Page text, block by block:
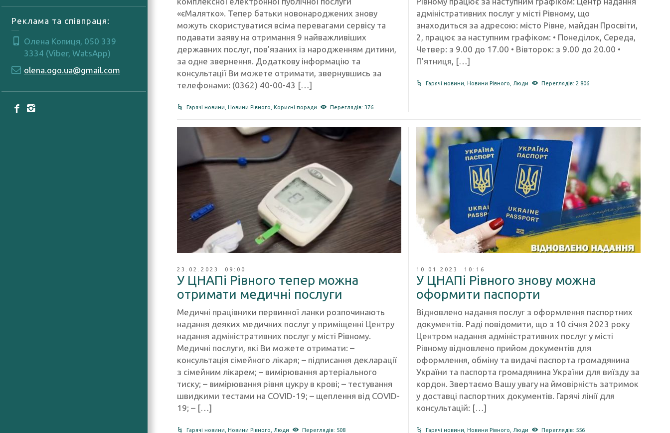
Реклама та співпраця:
Олена Копиця, 050 339
3334 (Viber, WatsApp)
olena.ogo.ua@gmail.com
«єМалятко». Тепер батьки новонароджених знову
можуть скористуватися всіма перевагами сервісу та
подавати заяву на отримання 9 найважливіших
державних послуг, пов’язаних із народженням дитини,
за одне звернення. Додаткову інформацію та
консультації Ви можете отримати, звернувшись за
телефонами: (0362) 40-00-43 […]
Гарячі новини ,Новини Рівного ,Корисні поради Переглядів: 376
адміністративних послуг у місті Рівному, що
знаходиться за адресою: місто Рівне, майдан Просвіти,
2, працює за наступним графіком: • Понеділок, Середа,
Четвер: з 9.00 до 17.00 • Вівторок: з 9.00 до 20.00 •
П’ятниця, […]
Гарячі новини ,Новини Рівного Люди Переглядів: 2 806
23.02.2023 09:00
У ЦНАПі Рівного тепер можна
отримати медичні послуги
Медичні працівники первинної ланки розпочинають
надання деяких медичних послуг у приміщенні Центру
надання адміністративних послуг у місті Рівному.
Медичні послуги, які Ви можете отримати: –
консультація сімейного лікаря; – підписання декларації
з сімейним лікарем; – вимірювання артеріального
тиску; – вимірювання рівня цукру в крові; – тестування
швидкими тестами на COVID-19; – щеплення від COVID-
19; – […]
Гарячі новини ,Новини Рівного Люди Переглядів: 508
10.01.2023 10:16
У ЦНАПі Рівного знову можна
оформити паспорти
Відновлено надання послуг з оформлення паспортних
документів. Раді повідомити, що з 10 січня 2023 року
Центром надання адміністративних послуг у місті
Рівному відновлено прийом документів для
оформлення, обміну та видачі паспорта громадянина
України та паспорта громадянина України для виїзду за
кордон. Звертаємо Вашу увагу на ймовірність затримок
у доставці паспортних документів. Гарячі лінії для
консультацій: […]
Гарячі новини ,Новини Рівного Люди Переглядів: 556